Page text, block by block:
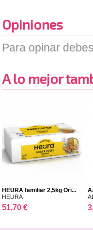
Opiniones
Para opinar
A lo mejor
HEURA familiar 2,5kg Ori...
HEURA
51,70 €